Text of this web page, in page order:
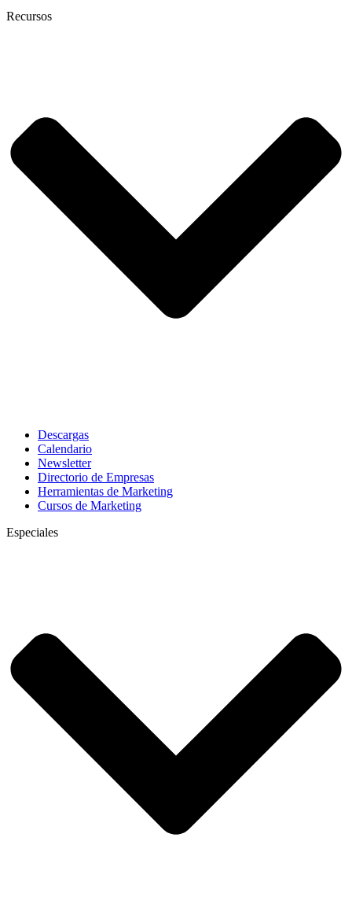
Recursos
Descargas
Calendario
Newsletter
Directorio de Empresas
Herramientas de Marketing
Cursos de Marketing
Especiales